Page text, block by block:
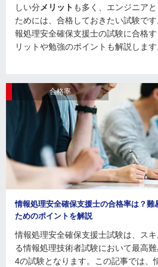
しい分メリット も多く、エンジニア
ためには、合格しておきたい試験で
報処理安全確保支援士の試験に合格
リットや勉強のポイントも解説します
合格率
情報処理安全確保支援士の合格率は？難
ためのポイントを解説
情報処理安全確保支援士試験は、ス
る情報処理技術者試験において最高
4の試験となります。この記事では、